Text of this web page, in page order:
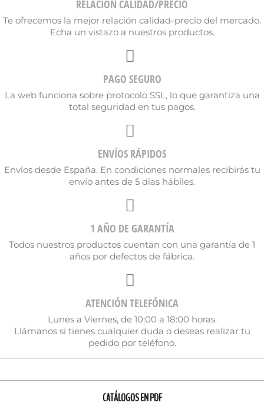
RELACIÓN CALIDAD/PRECIO
Te ofrecemos la mejor relación calidad-precio del mercado.
Echa un vistazo a nuestros productos.
PAGO SEGURO
La web funciona sobre protocolo SSL, lo que garantiza una
total seguridad en tus pagos.
ENVÍOS RÁPIDOS
Envíos desde España. En condiciones normales recibirás tu
envío antes de 5 días hábiles.
1 AÑO DE GARANTÍA
Todos nuestros productos cuentan con una garantía de 1
años por defectos de fábrica.
ATENCIÓN TELEFÓNICA
Lunes a Viernes, de 10:00 a 18:00 horas.
Llámanos si tienes cualquier duda o deseas realizar tu
pedido por teléfono.
CATÁLOGOS EN PDF